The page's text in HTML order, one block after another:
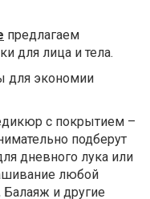
предлагаем
для лица и тела.
для экономии
с покрытием –
подберут
дневного лука или
любой
и другие